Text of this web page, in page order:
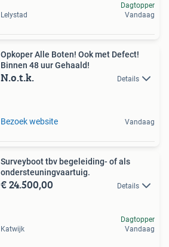
Lelystad
Dagtopper
Vandaag
Opkoper Alle Boten! Ook met Defect!
Binnen 48 uur Gehaald!
N.o.t.k. Details
Bezoek website Vandaag
Surveyboot tbv begeleiding- of als
ondersteuningvaartuig.
€ 24.500,00 Details
Katwijk
Dagtopper
Vandaag